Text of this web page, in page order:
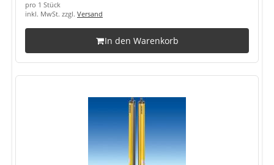
pro 1 Stück
inkl. MwSt. zzgl. Versand
In den Warenkorb